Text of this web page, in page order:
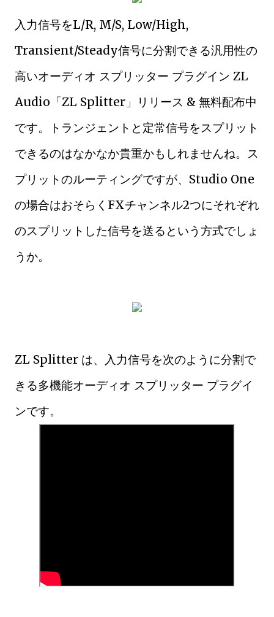
入力信号をL/R, M/S, Low/High,
Transient/Steady信号に分割できる汎用性の
高いオーディオ スプリッター プラグイン ZL
Audio「ZL Splitter」リリース & 無料配布中
です。トランジェントと定常信号をスプリット
できるのはなかなか貴重かもしれませんね。ス
プリットのルーティングですが、Studio One
の場合はおそらくFXチャンネル2つにそれぞれ
のスプリットした信号を送るという方式でしょ
うか。
ZL Splitter は、入力信号を次のように分割で
きる多機能オーディオ スプリッター プラグイ
ンです。